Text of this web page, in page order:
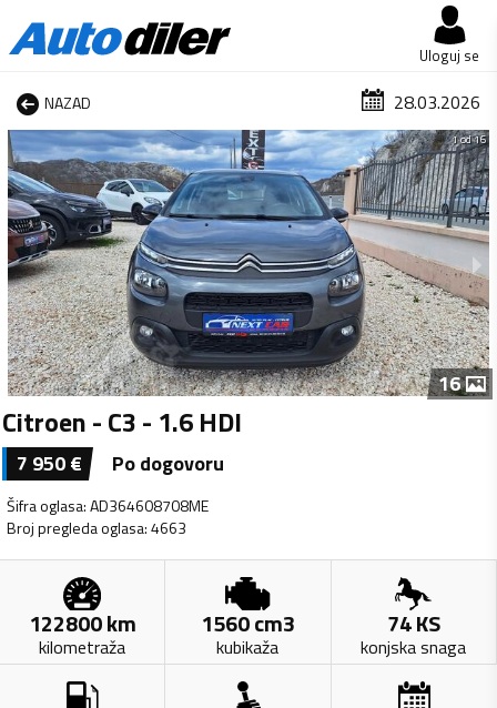
Uloguj se
NAZAD 28.03.2026
1 od 16
16
Citroen - C3 - 1.6 HDI
7 950€ Po dogovoru
Šifra oglasa:AD364608708ME
Broj pregleda oglasa:4663
122800km
kilometraža
1560cm3
kubikaža
74KS
konjska snaga